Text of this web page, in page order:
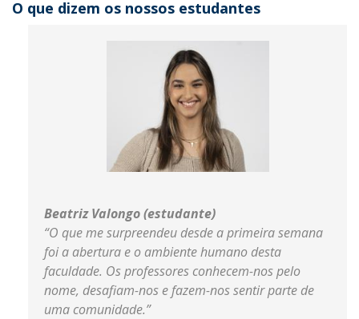
O que dizem os nossos estudantes
Beatriz Valongo (estudante)
“O que me surpreendeu desde a primeira semana
foi a abertura e o ambiente humano desta
faculdade. Os professores conhecem-nos pelo
nome, desafiam-nos e fazem-nos sentir parte de
uma comunidade.”